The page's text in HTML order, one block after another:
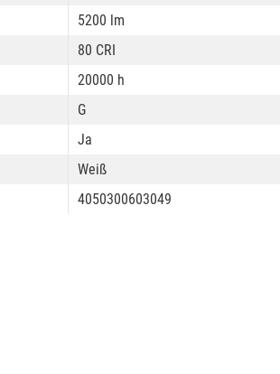
5200 lm
80 CRI
20000 h
G
Ja
Weiß
4050300603049